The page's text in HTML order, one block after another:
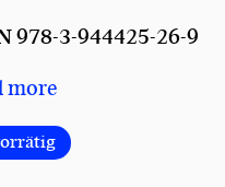
978-3-944425-26-9
more